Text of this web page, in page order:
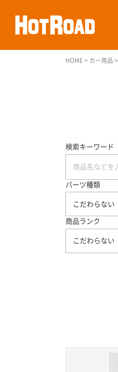
HOME > カー用品 >
検索キーワード
パーツ種類
こだわらない
商品ランク
こだわらない